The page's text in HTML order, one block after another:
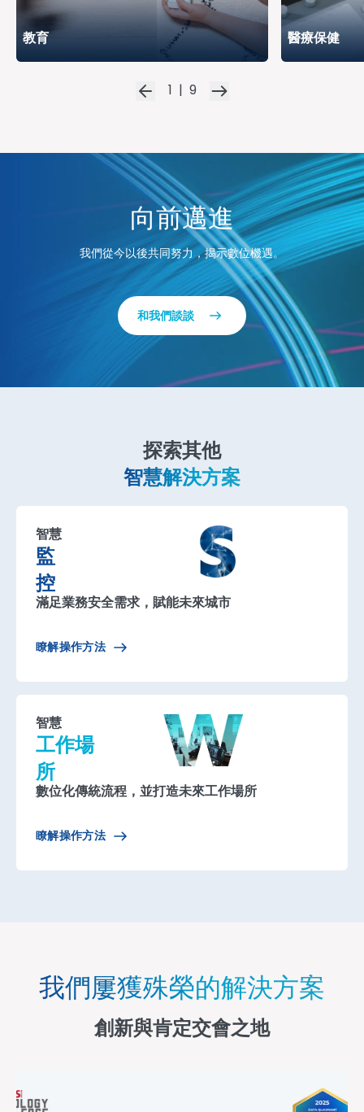
教育
深入暸解 醫療保健
深入暸解
1 | 9
向前邁進
我們從今以後共同努力，揭示數位機遇。
和我們談談
探索其他
智慧解決方案
智慧
監
控
滿足業務安全需求，賦能未來城市
瞭解操作方法
智慧
工作場
所
數位化傳統流程，並打造未來工作場所
瞭解操作方法
我們屢獲殊榮的解決方案
創新與肯定交會之地